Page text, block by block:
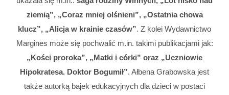
ziemią”, „Coraz mniej olśnieni”, „Ostatnia chowa
klucz”, „Alicja w krainie czasów”. Z kolei Wydawnictwo
Margines może się pochwalić m.in. takimi publikacjami jak:
„Kości proroka”, „Matki i córki” oraz „Uczniowie
Hipokratesa. Doktor Bogumił”. Ałbena Grabowska jest
także autorką bajek edukacyjnych dla dzieci w postaci